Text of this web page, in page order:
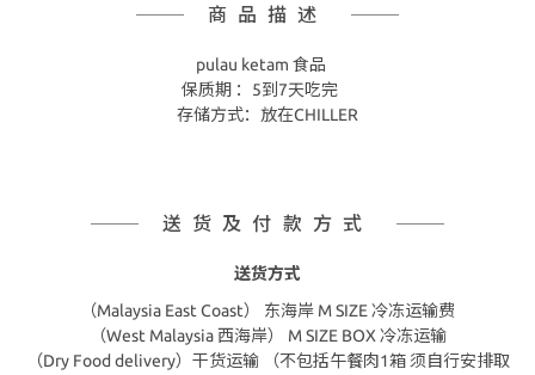
商品描述
pulau ketam 食品
保质期 ：5到7天吃完
存储方式：放在CHILLER
送货及付款方式
送货方式
（Malaysia East Coast） 东海岸 M SIZE 冷冻运输费
（West Malaysia 西海岸） M SIZE BOX 冷冻运输
（Dry Food delivery）干货运输 （不包括午餐肉1箱 须自行安排取